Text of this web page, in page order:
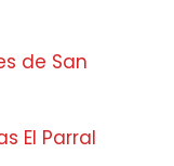
de San
El Parral